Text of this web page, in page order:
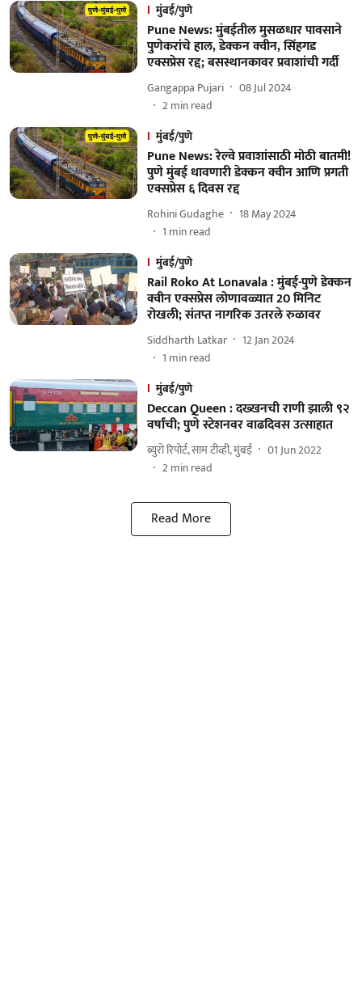
मुंबई/पुणे
Pune News: मुंबईतील मुसळधार पावसाने
पुणेकरांचे हाल, डेक्कन क्वीन, सिंहगड
एक्सप्रेस रद्द; बसस्थानकावर प्रवाशांची गर्दी
Gangappa Pujari
08 Jul 2024
2min read
मुंबई/पुणे
Pune News: रेल्वे प्रवाशांसाठी मोठी बातमी!
पुणे मुंबई धावणारी डेक्कन क्वीन आणि प्रगती
एक्सप्रेस ६ दिवस रद्द
Rohini Gudaghe
18 May 2024
1 min read
मुंबई/पुणे
Rail Roko At Lonavala : मुंबई-पुणे डेक्कन
क्वीन एक्सप्रेस लोणावळ्यात 20 मिनिट
रोखली; संतप्त नागरिक उतरले रुळावर
Siddharth Latkar
12 Jan 2024
1 min read
मुंबई/पुणे
Deccan Queen : दख्खनची राणी झाली ९२
वर्षांची; पुणे स्टेशनवर वाढदिवस उत्साहात
ब्युरो रिपोर्ट, साम टीव्ही, मुंबई
01 Jun 2022
2min read
Read More